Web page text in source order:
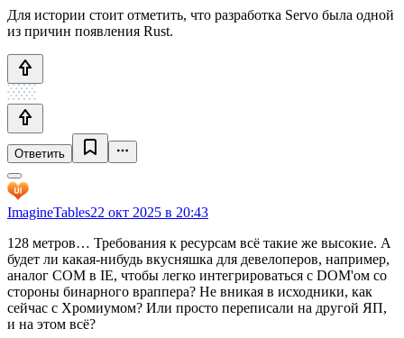
Для истории стоит отметить, что разработка Servo была одной
из причин появления Rust.
Ответить
ImagineTables22 окт 2025 в 20:43
128 метров… Требования к ресурсам всё такие же высокие. А
будет ли какая-нибудь вкусняшка для девелоперов, например,
аналог COM в IE, чтобы легко интегрироваться с DOM'ом со
стороны бинарного враппера? Не вникая в исходники, как
сейчас с Хромиумом? Или просто переписали на другой ЯП,
и на этом всё?